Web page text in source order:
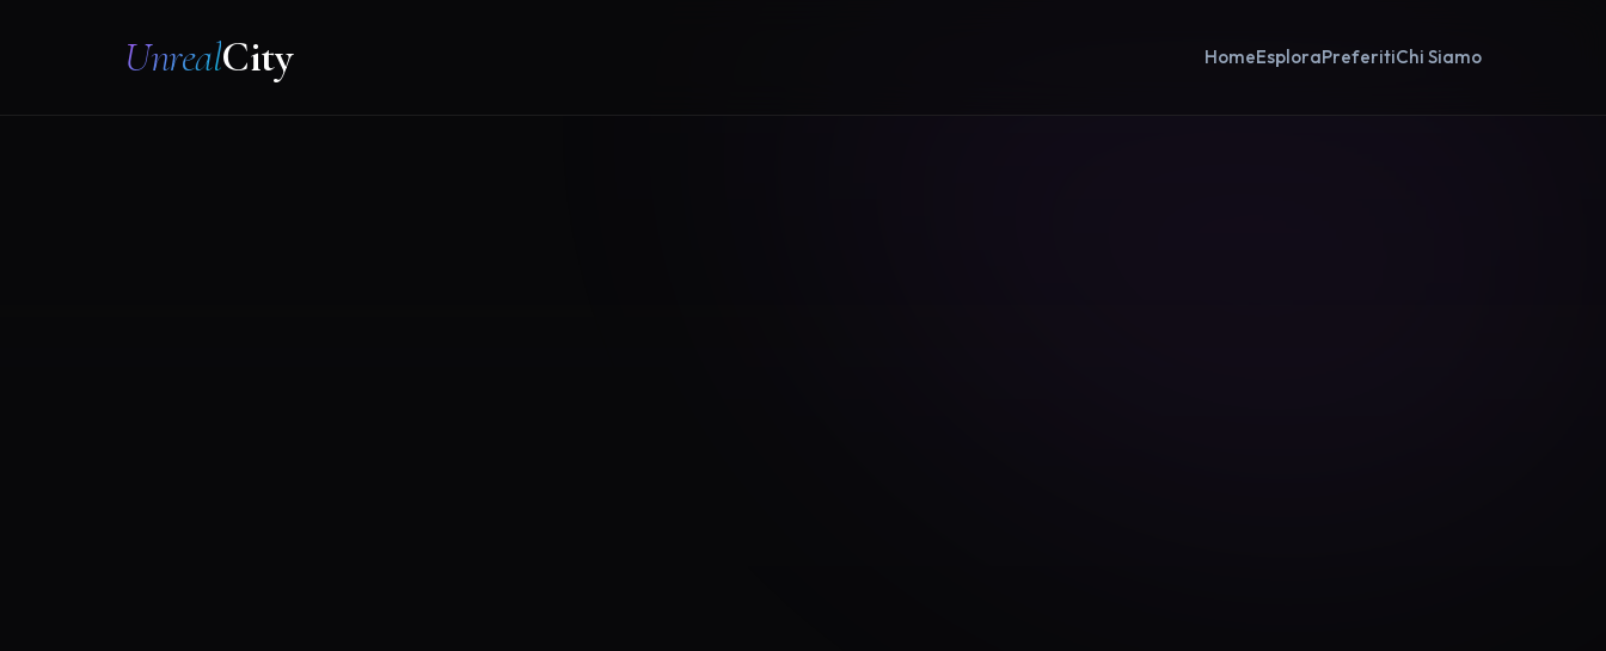
UnrealCity HomeEsploraPreferitiChi Siamo